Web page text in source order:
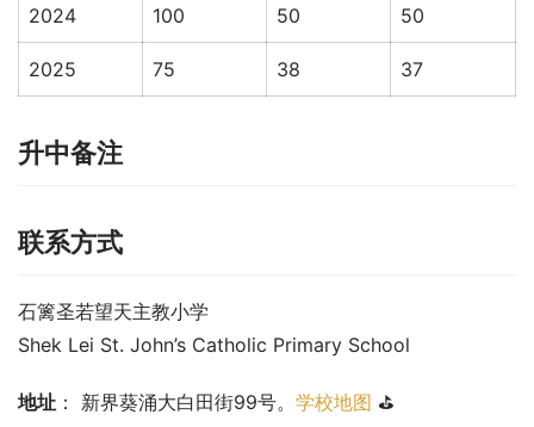
2024 100 50 50
2025 75 38 37
升中备注
联系方式
石篱圣若望天主教小学
Shek Lei St. John’s Catholic Primary School
地址 ： 新界葵涌大白田街99号。 学校地图 ⛳